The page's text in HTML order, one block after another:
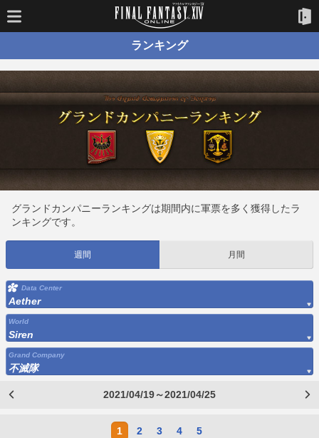
ランキング
グランドカンパニーランキングは期間内に軍票を多く獲得したラ
ンキングです。
週間 月間
Data Center
Aether
World
Siren
Grand Company
不滅隊
2021/04/19～2021/04/25
1 2 3 4 5